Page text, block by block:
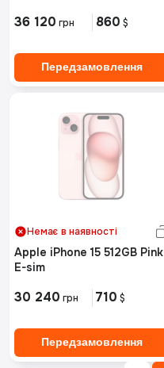
36 120 грн 860 $
Передзамовлення
Немає в наявності
Apple iPhone 15 512GB Pink
E-sim
30 240 грн 710 $
Передзамовлення